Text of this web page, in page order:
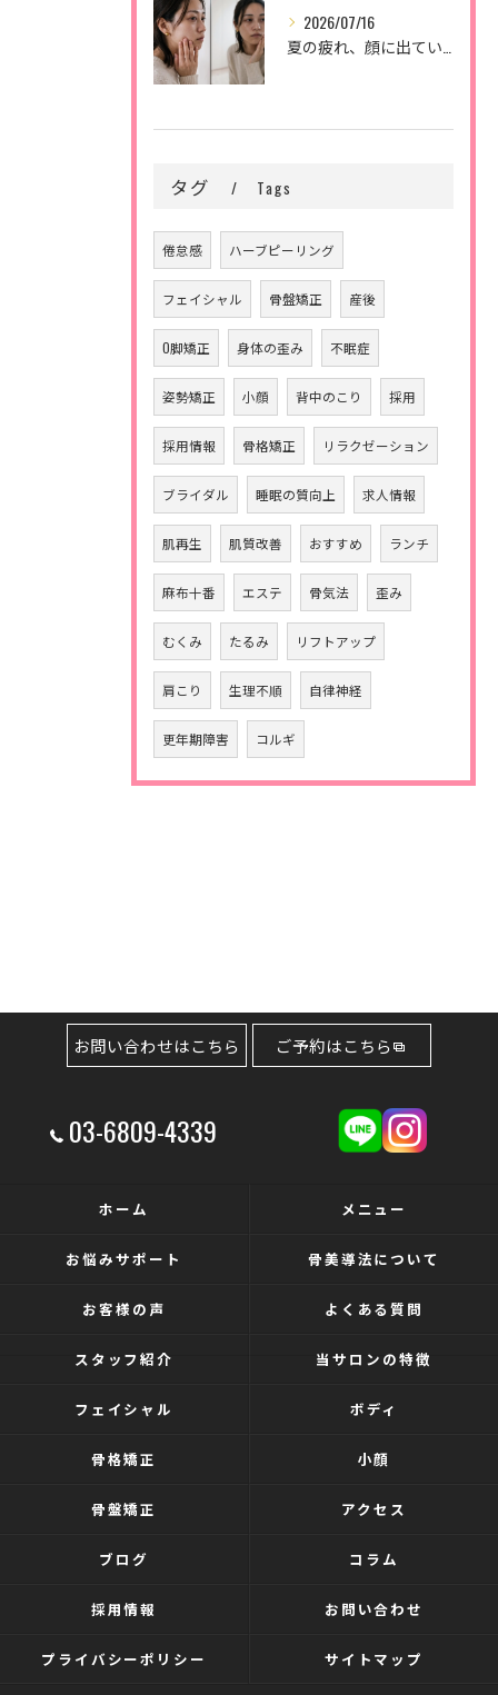
2026/07/16
夏の疲れ、顔に出ていませんか？🌿
タグ Tags
倦怠感 ハーブピーリング
フェイシャル 骨盤矯正 産後
O脚矯正 身体の歪み 不眠症
姿勢矯正 小顔 背中のこり 採用
採用情報 骨格矯正 リラクゼーション
ブライダル 睡眠の質向上 求人情報
肌再生 肌質改善 おすすめ ランチ
麻布十番 エステ 骨気法 歪み
むくみ たるみ リフトアップ
肩こり 生理不順 自律神経
更年期障害 コルギ
03-6809-4339
お問い合わせはこちら ご予約はこちら
ホーム メニュー
お悩みサポート 骨美導法について
お客様の声 よくある質問
スタッフ紹介 当サロンの特徴
フェイシャル ボディ
骨格矯正 小顔
骨盤矯正 アクセス
ブログ コラム
採用情報 お問い合わせ
プライバシーポリシー サイトマップ